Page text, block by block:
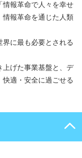
情報革命で人々を幸せ
情報革命を通じた人類
に最も必要とされる
上げた事業基盤と、デ
適・安全に過ごせる